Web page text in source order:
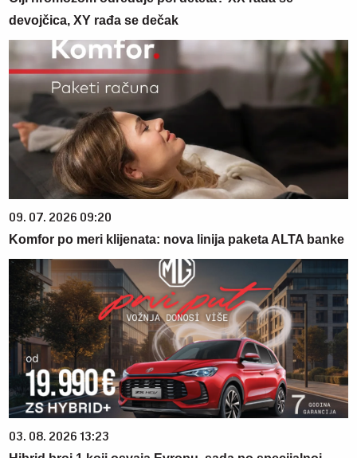
devojčica, XY rađa se dečak
09. 07. 2026 09:20
Komfor po meri klijenata: nova linija paketa ALTA banke
03. 08. 2026 13:23